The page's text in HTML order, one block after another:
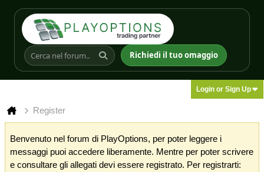
Richiedi il tuo omaggio
Login or Sign Up
Register
Benvenuto nel forum di PlayOptions, per poter leggere i
messaggi puoi accedere liberamente. Mentre per poter scrivere
e consultare gli allegati devi essere registrato. Per registrarti: